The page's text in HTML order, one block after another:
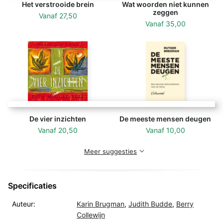
Het verstrooide brein
Vanaf 27,50
Wat woorden niet kunnen
zeggen
Vanaf 35,00
De vier inzichten
Vanaf 20,50
De meeste mensen deugen
Vanaf 10,00
Meer suggesties
Specificaties
Auteur: Karin Brugman, Judith Budde, Berry
Collewijn